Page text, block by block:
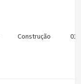
Construção 01/